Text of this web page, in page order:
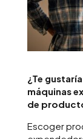
¿Te
máquinas
de
Escoger